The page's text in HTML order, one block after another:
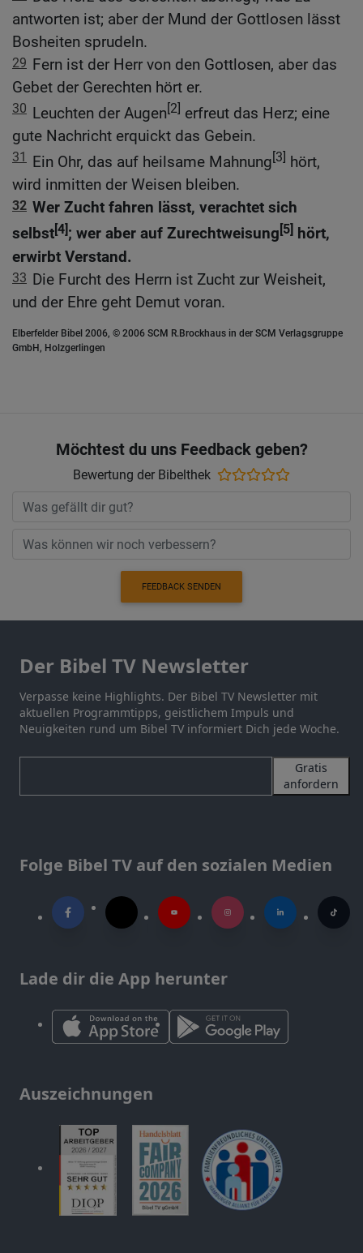
antworten ist; aber der Mund der Gottlosen lässt
Bosheiten sprudeln.
29 Fern ist der Herr von den Gottlosen, aber das
Gebet der Gerechten hört er.
30 Leuchten der Augen[2] erfreut das Herz; eine
gute Nachricht erquickt das Gebein.
31 Ein Ohr, das auf heilsame Mahnung[3] hört,
wird inmitten der Weisen bleiben.
32 Wer Zucht fahren lässt, verachtet sich
selbst[4]; wer aber auf Zurechtweisung [5] hört,
erwirbt Verstand.
33 Die Furcht des Herrn ist Zucht zur Weisheit,
und der Ehre geht Demut voran.
Elberfelder Bibel 2006, © 2006 SCM R.Brockhaus in der SCM Verlagsgruppe
GmbH, Holzgerlingen
Möchtest du uns Feedback geben?
Bewertung der Bibelthek
FEEDBACK SENDEN
Der Bibel TV Newsletter
Verpasse keine Highlights. Der Bibel TV Newsletter mit
aktuellen Programmtipps, geistlichem Impuls und
Neuigkeiten rund um Bibel TV informiert Dich jede Woche.
Gratis
anfordern
Folge Bibel TV auf den sozialen Medien
Lade dir die App herunter
Auszeichnungen